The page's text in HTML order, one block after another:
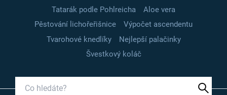
Tatarák podle Pohlreicha
Aloe vera
Pěstování lichořeřišnice
Výpočet ascendentu
Tvarohové knedlíky
Nejlepší palačinky
Švestkový koláč